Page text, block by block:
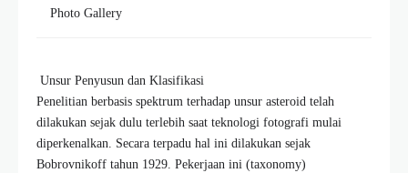
Photo Gallery
Unsur Penyusun dan Klasifikasi
Penelitian berbasis spektrum terhadap unsur asteroid telah
dilakukan sejak dulu terlebih saat teknologi fotografi mulai
diperkenalkan. Secara terpadu hal ini dilakukan sejak
Bobrovnikoff tahun 1929. Pekerjaan ini (taxonomy)